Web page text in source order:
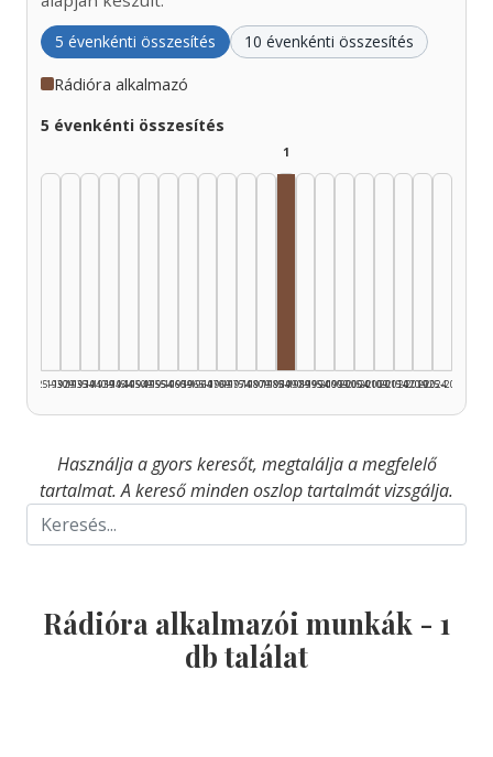
5 évenkénti összesítés 10 évenkénti összesítés
Rádióra alkalmazó
5 évenkénti összesítés
1925–1929
1930–1934
1935–1939
1940–1944
1945–1949
1950–1954
1955–1959
1960–1964
1965–1969
1970–1974
1975–1979
1980–1984
1
1985–1989
1990–1994
1995–1999
2000–2004
2005–2009
2010–2014
2015–2019
2020–2024
2025–2026
Használja a gyors keresőt, megtalálja a megfelelő
tartalmat. A kereső minden oszlop tartalmát vizsgálja.
Rádióra alkalmazói munkák - 1
db találat